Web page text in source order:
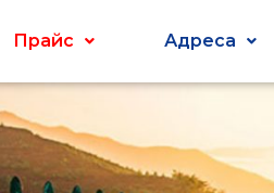
Прайс Адреса